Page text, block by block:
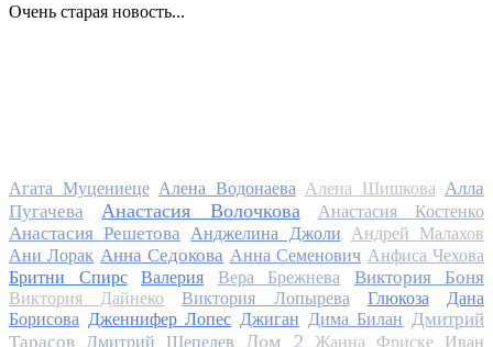
Очень старая новость...
Агата Муцениеце Алена Водонаева Алена Шишкова Алла
Пугачева
Анастасия Волочкова Анастасия Костенко
Анастасия Решетова Анджелина Джоли
Андрей Малахов
Ани Лорак Анна Седокова Анна Семенович Анфиса Чехова
Бритни Спирс
Валерия Вера Брежнева Виктория Боня
Виктория Дайнеко Виктория Лопырева Глюкоза
Дана
Борисова Дженнифер Лопес Джиган Дима Билан Дмитрий
Тарасов
Дмитрий Шепелев Дом 2 Жанна Фриске
Иван